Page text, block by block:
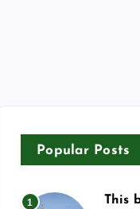
Popular Posts
1
This